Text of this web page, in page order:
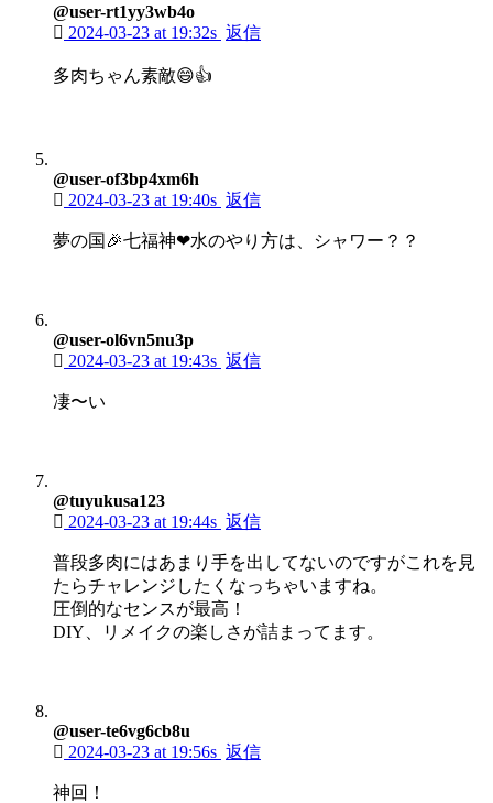
@user-rt1yy3wb4o
2024-03-23 at 19:32s 返信
多肉ちゃん素敵😄👍️
@user-of3bp4xm6h
2024-03-23 at 19:40s 返信
夢の国🎉七福神❤水のやり方は、シャワー？？
@user-ol6vn5nu3p
2024-03-23 at 19:43s 返信
凄〜い
@tuyukusa123
2024-03-23 at 19:44s 返信
普段多肉にはあまり手を出してないのですがこれを見
たらチャレンジしたくなっちゃいますね。
圧倒的なセンスが最高！
DIY、リメイクの楽しさが詰まってます。
@user-te6vg6cb8u
2024-03-23 at 19:56s 返信
神回！